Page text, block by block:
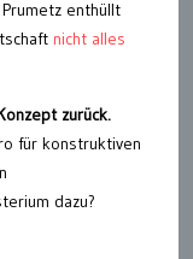
enthüllt
nicht alles
zurück.
für konstruktiven
dazu?